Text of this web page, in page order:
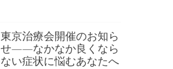
東京治療会開催のお知ら
せ——なかなか良くなら
ない症状に悩むあなたへ